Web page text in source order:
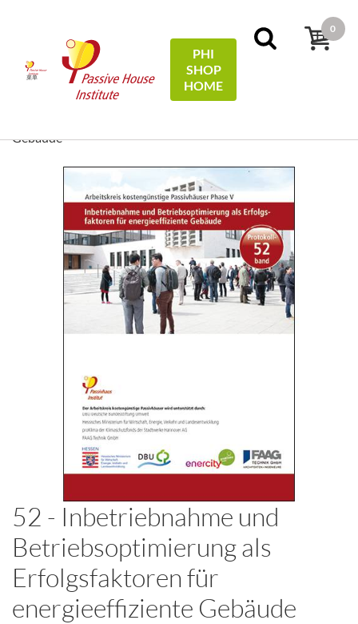
菜单
PHI
SHOP
HOME
0
Protocols
52 - Inbetriebnahme und
Gebäude
52 - Inbetriebnahme und
Betriebsoptimierung als
Erfolgsfaktoren für
energieeffiziente Gebäude